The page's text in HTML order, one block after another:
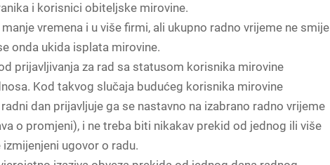
i korisnici obiteljske mirovine.
vremena i u više firmi, ali ukupno radno vrijeme ne smije
onda ukida isplata mirovine.
prijavljivanja za rad sa statusom korisnika mirovine
Kod takvog slučaja budućeg korisnika mirovine
dan prijavljuje ga se nastavno na izabrano radno vrijeme
o promjeni), i ne treba biti nikakav prekid od jednog ili više
ugovor o radu.